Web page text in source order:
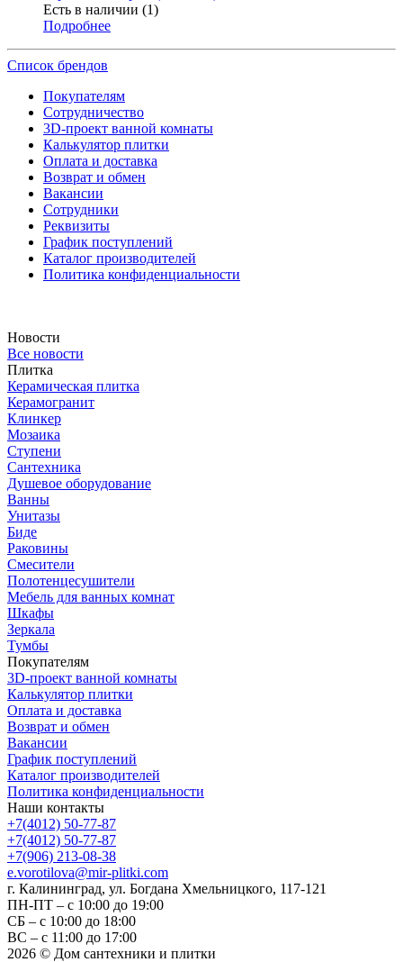
Есть в наличии (1)
Подробнее
Список брендов
Покупателям
Сотрудничество
3D-проект ванной комнаты
Калькулятор плитки
Оплата и доставка
Возврат и обмен
Вакансии
Сотрудники
Реквизиты
График поступлений
Каталог производителей
Политика конфиденциальности
Новости
Все новости
Плитка
Керамическая плитка
Керамогранит
Клинкер
Мозаика
Ступени
Сантехника
Душевое оборудование
Ванны
Унитазы
Биде
Раковины
Смесители
Полотенцесушители
Мебель для ванных комнат
Шкафы
Зеркала
Тумбы
Покупателям
3D-проект ванной комнаты
Калькулятор плитки
Оплата и доставка
Возврат и обмен
Вакансии
График поступлений
Каталог производителей
Политика конфиденциальности
Наши контакты
+7(4012) 50-77-87
+7(4012) 50-77-87
+7(906) 213-08-38
e.vorotilova@mir-plitki.com
г. Калининград, ул. Богдана Хмельницкого, 117-121
ПН-ПТ – с 10:00 до 19:00
СБ – с 10:00 до 18:00
ВС – с 11:00 до 17:00
2026 © Дом сантехники и плитки